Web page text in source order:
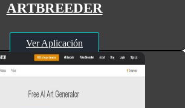
ARTBREEDER
Ver Aplicación